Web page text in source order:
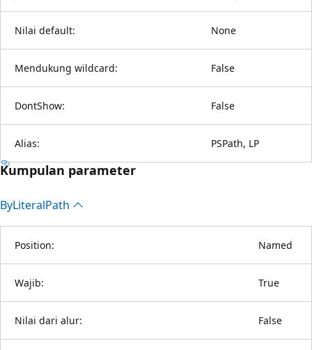
Nilai default: None
Mendukung wildcard: False
DontShow: False
Alias: PSPath, LP
Kumpulan parameter
ByLiteralPath
Position: Named
Wajib: True
Nilai dari alur: False